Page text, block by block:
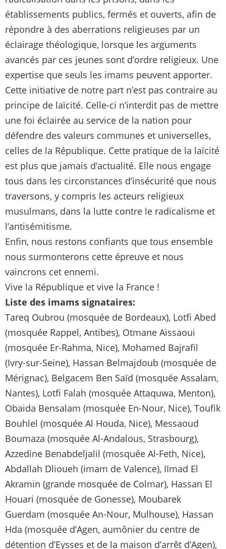
établissements publics, fermés et ouverts, afin de
répondre à des aberrations religieuses par un
éclairage théologique, lorsque les arguments
avancés par ces jeunes sont d’ordre religieux. Une
expertise que seuls les imams peuvent apporter.
Cette initiative de notre part n’est pas contraire au
principe de laïcité. Celle-ci n’interdit pas de mettre
une foi éclairée au service de la nation pour
défendre des valeurs communes et universelles,
celles de la République. Cette pratique de la laïcité
est plus que jamais d’actualité. Elle nous engage
tous dans les circonstances d’insécurité que nous
traversons, y compris les acteurs religieux
musulmans, dans la lutte contre le radicalisme et
l’antisémitisme.
Enfin, nous restons confiants que tous ensemble
nous surmonterons cette épreuve et nous
vaincrons cet ennemi.
Vive la République et vive la France !
Liste des imams signataires:
Tareq Oubrou (mosquée de Bordeaux), Lotfi Abed
(mosquée Rappel, Antibes), Otmane Aissaoui
(mosquée Er-Rahma, Nice), Mohamed Bajrafil
(Ivry-sur-Seine), Hassan Belmajdoub (mosquée de
Mérignac), Belgacem Ben Saïd (mosquée Assalam,
Nantes), Lotfi Falah (mosquée Attaquwa, Menton),
Obaida Bensalam (mosquée En-Nour, Nice), Toufik
Bouhlel (mosquée Al Houda, Nice), Messaoud
Boumaza (mosquée Al-Andalous, Strasbourg),
Azzedine Benabdeljalil (mosquée Al-Feth, Nice),
Abdallah Dlioueh (imam de Valence), IImad El
Akramin (grande mosquée de Colmar), Hassan El
Houari (mosquée de Gonesse), Moubarek
Guerdam (mosquée An-Nour, Mulhouse), Hassan
Hda (mosquée d’Agen, aumônier du centre de
détention d’Eysses et de la maison d’arrêt d’Agen),